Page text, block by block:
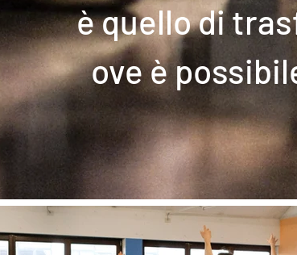
è quello di
ove è